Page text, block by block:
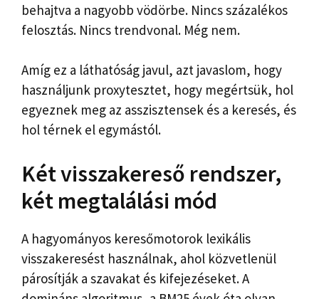
behajtva a nagyobb vödörbe. Nincs százalékos
felosztás. Nincs trendvonal. Még nem.
Amíg ez a láthatóság javul, azt javaslom, hogy
használjunk proxytesztet, hogy megértsük, hol
egyeznek meg az asszisztensek és a keresés, és
hol térnek el egymástól.
Két visszakereső rendszer,
két megtalálási mód
A hagyományos keresőmotorok lexikális
visszakeresést használnak, ahol közvetlenül
párosítják a szavakat és kifejezéseket. A